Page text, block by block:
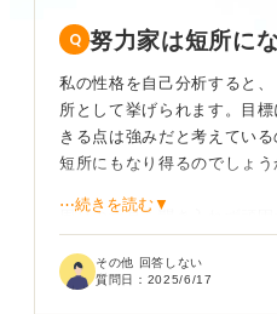
努力家は短所に
私の性格を自己分析すると
所として挙げられます。目
きる点は強みだと考えてい
短所にもなり得るのでしょう
周りの意見を聞き入れず頑
ります。また、効率の悪い
⋯続きを読む▼
その他 回答しない
質問日： 2025/6/17